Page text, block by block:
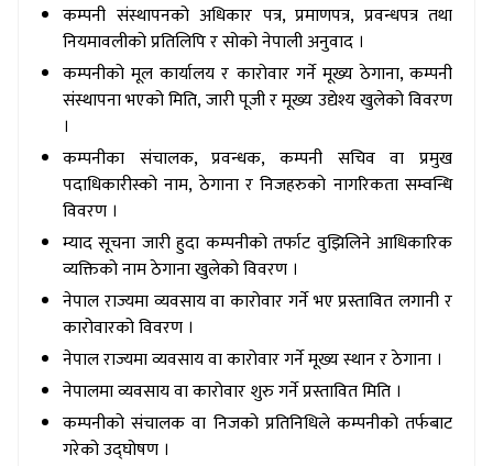
कम्पनी संस्थापनको अधिकार पत्र, प्रमाणपत्र, प्रवन्धपत्र तथा
नियमावलीको प्रतिलिपि र सोको नेपाली अनुवाद ।
कम्पनीको मूल कार्यालय र कारोवार गर्ने मूख्य ठेगाना, कम्पनी
संस्थापना भएको मिति, जारी पूजी र मूख्य उद्येश्य खुलेको विवरण
।
कम्पनीका संचालक, प्रवन्धक, कम्पनी सचिव वा प्रमुख
पदाधिकारीस्को नाम, ठेगाना र निजहरुको नागरिकता सम्वन्धि
विवरण ।
म्याद सूचना जारी हुदा कम्पनीको तर्फाट वुझिलिने आधिकारिक
व्यक्तिको नाम ठेगाना खुलेको विवरण ।
नेपाल राज्यमा व्यवसाय वा कारोवार गर्ने भए प्रस्तावित लगानी र
कारोवारको विवरण ।
नेपाल राज्यमा व्यवसाय वा कारोवार गर्ने मूख्य स्थान र ठेगाना ।
नेपालमा व्यवसाय वा कारोवार शुरु गर्ने प्रस्तावित मिति ।
कम्पनीको संचालक वा निजको प्रतिनिधिले कम्पनीको तर्फबाट
गरेको उद्घोषण ।